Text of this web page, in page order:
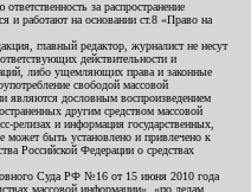
за распространение
и работают на основании ст.8 «Право на
главный редактор, журналист не несут
действительности и
либо ущемляющих права и законные
свободой массовой
являются дословным воспроизведением
другим средством массовой
релизах и информация государственных,
может быть установлено и привлечено к
Российской Федерации о средствах
Суда РФ №16 от 15 июня 2010 года
массовой информации», «по делам,